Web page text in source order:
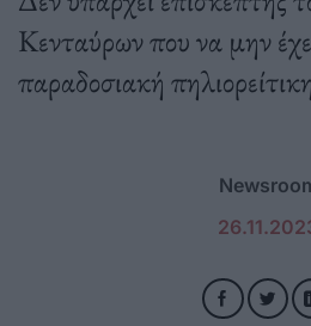
Κενταύρων που να μην
παραδοσιακή